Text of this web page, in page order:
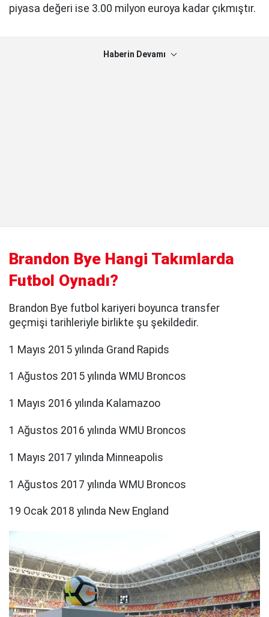
piyasa değeri ise 3.00 milyon euroya kadar çıkmıştır.
Haberin Devamı
Brandon Bye Hangi Takımlarda
Futbol Oynadı?
Brandon Bye futbol kariyeri boyunca transfer
geçmişi tarihleriyle birlikte şu şekildedir.
1 Mayıs 2015 yılında Grand Rapids
1 Ağustos 2015 yılında WMU Broncos
1 Mayıs 2016 yılında Kalamazoo
1 Ağustos 2016 yılında WMU Broncos
1 Mayıs 2017 yılında Minneapolis
1 Ağustos 2017 yılında WMU Broncos
19 Ocak 2018 yılında New England